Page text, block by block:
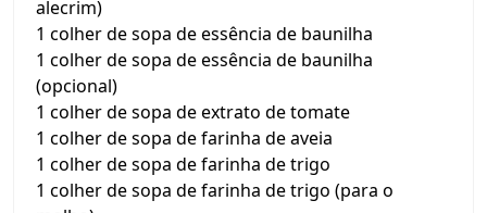
alecrim)
1 colher de sopa de essência de baunilha
1 colher de sopa de essência de baunilha
(opcional)
1 colher de sopa de extrato de tomate
1 colher de sopa de farinha de aveia
1 colher de sopa de farinha de trigo
1 colher de sopa de farinha de trigo (para o